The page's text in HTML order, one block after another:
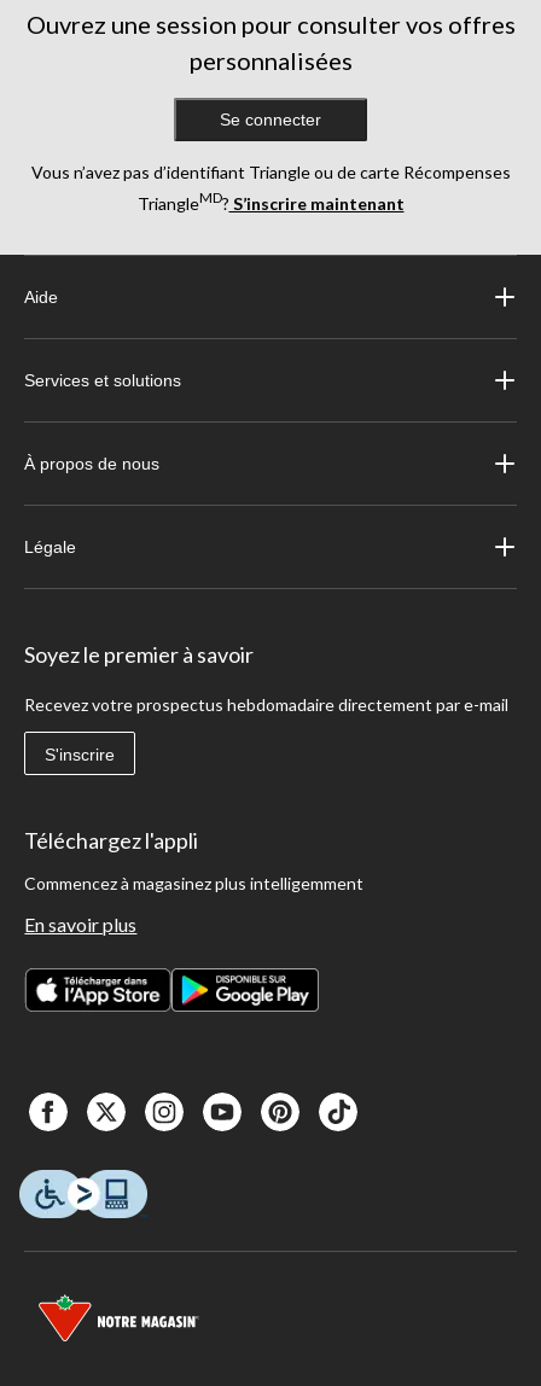
Ouvrez une session pour consulter vos offres
personnalisées
Se connecter
Vous n’avez pas d’identifiant Triangle ou de carte Récompenses
TriangleMD? S’inscrire maintenant
Aide
Services et solutions
À propos de nous
Légale
Soyez le premier à savoir
Recevez votre prospectus hebdomadaire directement par e-mail
S'inscrire
Téléchargez l'appli
Commencez à magasinez plus intelligemment
En savoir plus